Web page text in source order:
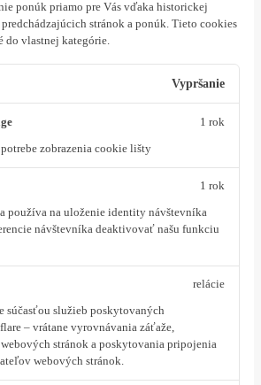
ponúk priamo pre Vás vďaka historickej
stránok a ponúk. Tieto cookies
do vlastnej kategórie.
Vypršanie
zobrazenia cookie lišty
1 rok
používa na uloženie identity návštevníka
návštevníka deaktivovať našu funkciu
1 rok
súčasťou služieb poskytovaných
– vrátane vyrovnávania záťaže,
stránok a poskytovania pripojenia
webových stránok.
relácie